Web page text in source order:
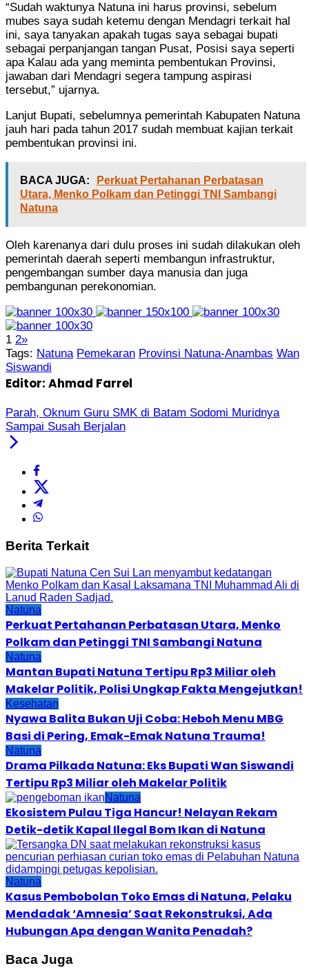
“Sudah waktunya Natuna ini harus provinsi, sebelum
mubes saya sudah ketemu dengan Mendagri terkait hal
ini, saya tanyakan apakah tugas saya sebagai bupati
sebagai perpanjangan tangan Pusat, Posisi saya seperti
apa Kalau ada yang meminta pembentukan Provinsi,
jawaban dari Mendagri segera tampung aspirasi
tersebut,” ujarnya.
Lanjut Bupati, sebelumnya pemerintah Kabupaten Natuna
jauh hari pada tahun 2017 sudah membuat kajian terkait
pembentukan provinsi ini.
BACA JUGA:
Perkuat Pertahanan Perbatasan
Utara, Menko Polkam dan Petinggi TNI Sambangi
Natuna
Oleh karenanya dari dulu proses ini sudah dilakukan oleh
pemerintah daerah seperti membangun infrastruktur,
pengembangan sumber daya manusia dan juga
pembangunan perekonomian.
1 2»
Tags: Natuna Pemekaran Provinsi Natuna-Anambas Wan
Siswandi
Editor: Ahmad Farrel
Parah, Oknum Guru SMK di Batam Sodomi Muridnya
Sampai Susah Berjalan
Berita Terkait
Natuna
Perkuat Pertahanan Perbatasan Utara, Menko
Polkam dan Petinggi TNI Sambangi Natuna
Natuna
Mantan Bupati Natuna Tertipu Rp3 Miliar oleh
Makelar Politik, Polisi Ungkap Fakta Mengejutkan!
Kesehatan
Nyawa Balita Bukan Uji Coba: Heboh Menu MBG
Basi di Pering, Emak-Emak Natuna Trauma!
Natuna
Drama Pilkada Natuna: Eks Bupati Wan Siswandi
Tertipu Rp3 Miliar oleh Makelar Politik
Natuna
Ekosistem Pulau Tiga Hancur! Nelayan Rekam
Detik-detik Kapal Ilegal Bom Ikan di Natuna
Natuna
Kasus Pembobolan Toko Emas di Natuna, Pelaku
Mendadak ‘Amnesia’ Saat Rekonstruksi, Ada
Hubungan Apa dengan Wanita Penadah?
Baca Juga